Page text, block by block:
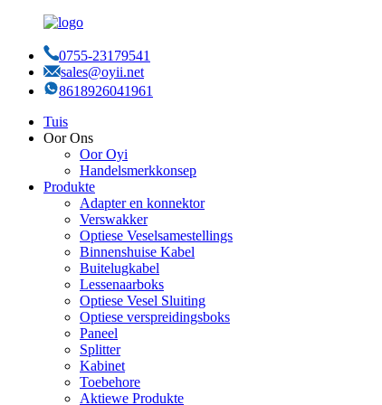
0755-23179541
sales@oyii.net
8618926041961
Tuis
Oor Ons
Oor Oyi
Handelsmerkkonsep
Produkte
Adapter en konnektor
Verswakker
Optiese Veselsamestellings
Binnenshuise Kabel
Buitelugkabel
Lessenaarboks
Optiese Vesel Sluiting
Optiese verspreidingsboks
Paneel
Splitter
Kabinet
Toebehore
Aktiewe Produkte